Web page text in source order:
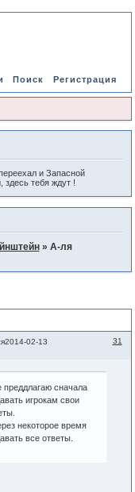
Поиск
Регистрация
и Запасной
здесь тебя ждут !
» А-ля
31
2014-02-13
преддлагаю сначала
игрокам свои
некоторое время
все ответы.